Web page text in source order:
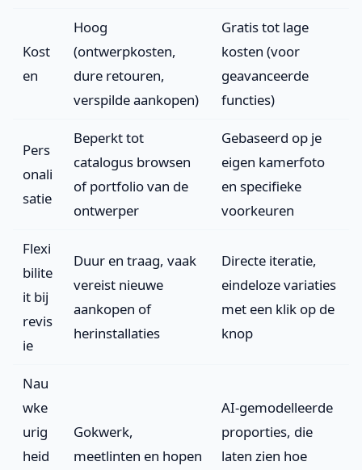
Kost
en
Hoog
(ontwerpkosten,
dure retouren,
verspilde aankopen)
Gratis tot lage
kosten (voor
geavanceerde
functies)
Pers
onali
satie
Beperkt tot
catalogus browsen
of portfolio van de
ontwerper
Gebaseerd op je
eigen kamerfoto
en specifieke
voorkeuren
Flexi
bilite
it bij
revis
ie
Duur en traag, vaak
vereist nieuwe
aankopen of
herinstallaties
Directe iteratie,
eindeloze variaties
met een klik op de
knop
Nau
wke
urig
heid
Gokwerk,
meetlinten en hopen
AI-gemodelleerde
proporties, die
laten zien hoe